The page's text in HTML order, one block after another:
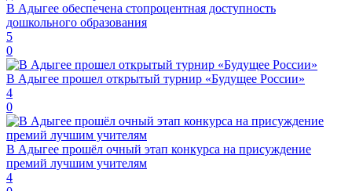
В Адыгее обеспечена стопроцентная доступность
дошкольного образования
5
0
В Адыгее прошел открытый турнир «Будущее России»
4
0
В Адыгее прошёл очный этап конкурса на присуждение
премий лучшим учителям
4